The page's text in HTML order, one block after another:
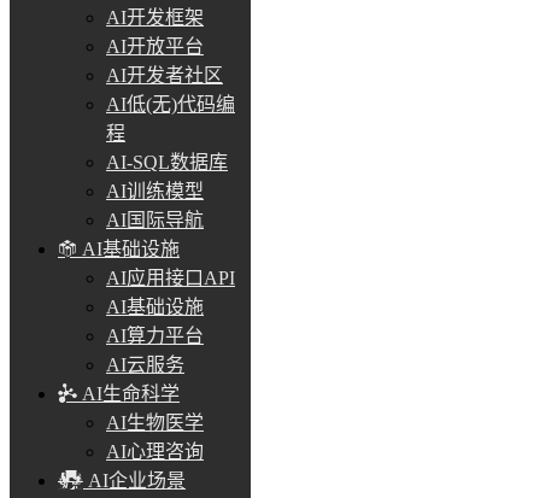
AI开发框架
AI开放平台
AI开发者社区
AI低(无)代码编
程
AI-SQL数据库
AI训练模型
AI国际导航
AI基础设施
AI应用接口API
AI基础设施
AI算力平台
AI云服务
AI生命科学
AI生物医学
AI心理咨询
AI企业场景